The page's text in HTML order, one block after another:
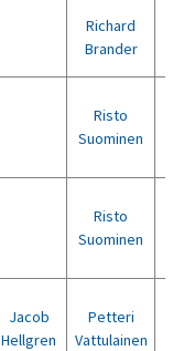
Richard
Brander
Risto
Suominen
Risto
Suominen
Jacob
Hellgren
Petteri
Vattulainen